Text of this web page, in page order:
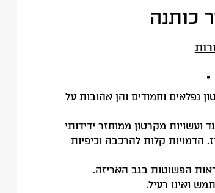
כותנה
נפלאים וחמודים והן אהובות על
ועשויות מקרטון ממוחזר ידידותי
הדמויות קלות להרכבה וכיפיות
הפשוטות בגב האריזה.
ואינו רעיל.